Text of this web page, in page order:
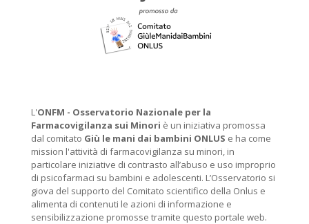
L'ONFM - Osservatorio Nazionale per la
Farmacovigilanza sui Minori è un iniziativa promossa
dal comitato Giù le mani dai bambini ONLUS e ha come
mission l'attività di farmacovigilanza su minori, in
particolare iniziative di contrasto all’abuso e uso improprio
di psicofarmaci su bambini e adolescenti. L’Osservatorio si
giova del supporto del Comitato scientifico della Onlus e
alimenta di contenuti le azioni di informazione e
sensibilizzazione promosse tramite questo portale web.